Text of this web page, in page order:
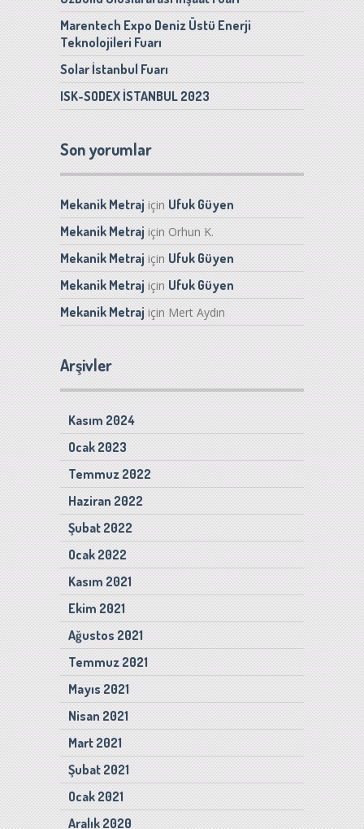
Marentech Expo Deniz Üstü Enerji
Teknolojileri Fuarı
Solar İstanbul Fuarı
ISK-SODEX İSTANBUL 2023
Son yorumlar
Mekanik Metrajiçin Ufuk Güyen
Mekanik Metrajiçin Orhun K.
Mekanik Metrajiçin Ufuk Güyen
Mekanik Metrajiçin Ufuk Güyen
Mekanik Metrajiçin Mert Aydın
Arşivler
Kasım 2024
Ocak 2023
Temmuz 2022
Haziran 2022
Şubat 2022
Ocak 2022
Kasım 2021
Ekim 2021
Ağustos 2021
Temmuz 2021
Mayıs 2021
Nisan 2021
Mart 2021
Şubat 2021
Ocak 2021
Aralık 2020